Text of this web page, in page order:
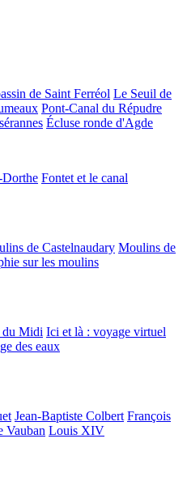
de Saint Ferréol Le Seuil de
Pont-Canal du Répudre
Écluse ronde d'Agde
Dorthe Fontet et le canal
de Castelnaudary Moulins de
sur les moulins
du Midi Ici et là : voyage virtuel
des eaux
Jean-Baptiste Colbert François
Vauban Louis XIV